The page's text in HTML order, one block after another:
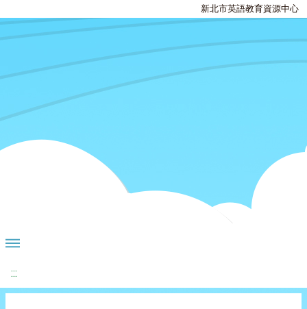
新北市英語教育資源中心
:::